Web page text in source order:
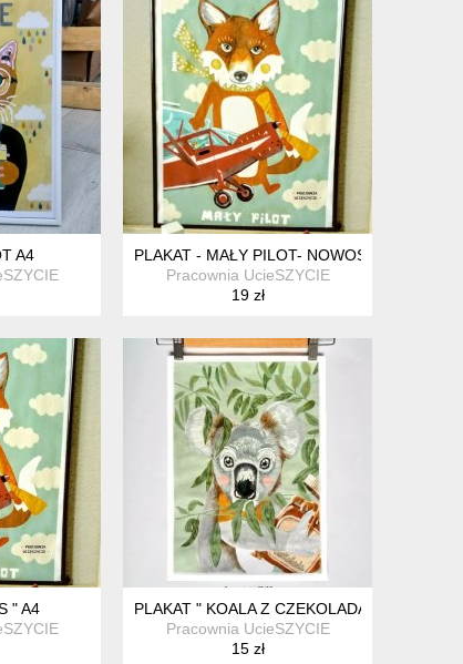
A4
PLAKAT - MAŁY PILOT- NOWOŚĆ A3
Pracownia UcieSZYCIE
19 zł
" A4
PLAKAT " KOALA Z CZEKOLADĄ" NOWOŚĆ
Pracownia UcieSZYCIE
15 zł